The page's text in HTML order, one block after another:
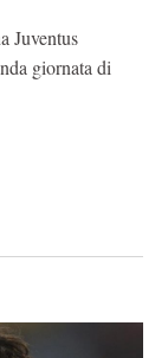
Juventus
giornata di